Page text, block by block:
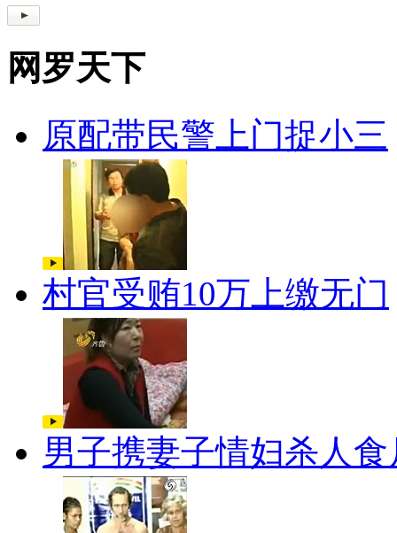
网罗天下
原配带民警上门捉小三
村官受贿10万上缴无门
男子携妻子情妇杀人食